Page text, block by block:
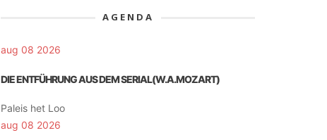
AGENDA
aug 08 2026
DIE ENTFÜHRUNG AUS DEM SERIAL(W.A.MOZART)
Paleis het Loo
aug 08 2026